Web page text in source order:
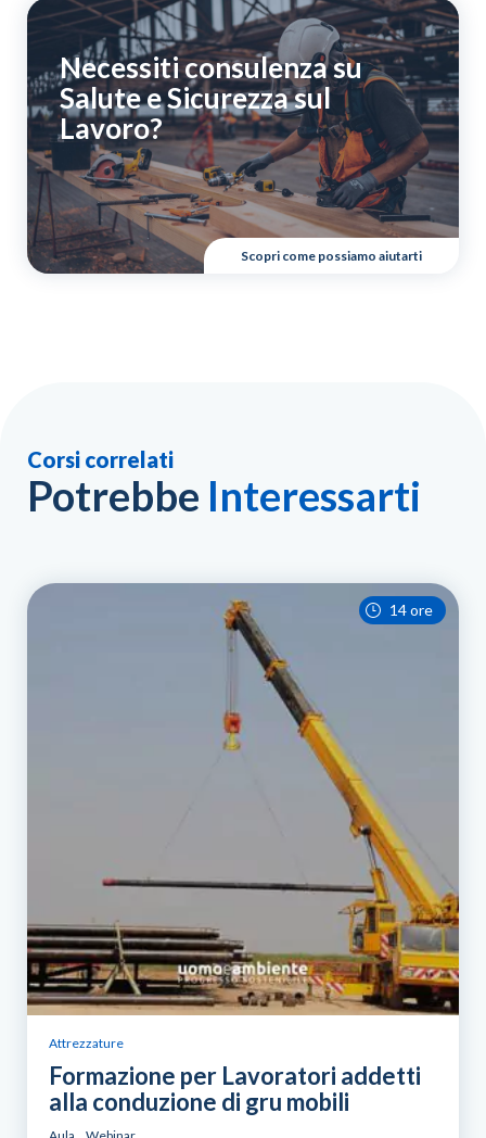
quantità
Necessiti consulenza su
Salute e Sicurezza sul
Lavoro?
Scopri come possiamo aiutarti
Corsi correlati
Potrebbe Interessarti
Attrezzature
Formazione per Lavoratori addetti
alla conduzione di gru mobili
14 ore